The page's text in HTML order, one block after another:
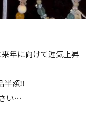
年に向けて運気上昇
半額‼️
い…